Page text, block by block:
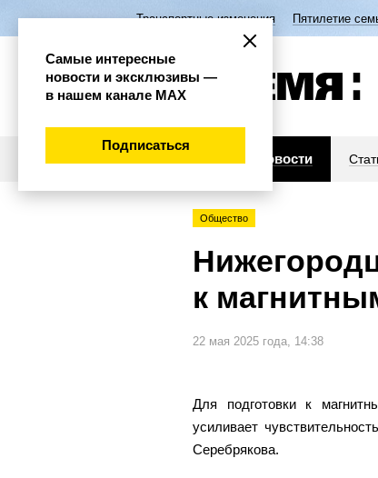
Транспортные изменения Пятилетие
Новости
Общество
к
22 мая 2025 года, 14:38
Для подготовки к
усиливает
Серебрякова.
Самые интересные
новости и эксклюзивы —
в нашем канале МАХ
Подписаться